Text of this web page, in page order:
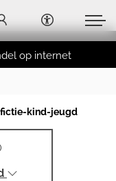
op internet
fictie-kind-jeugd